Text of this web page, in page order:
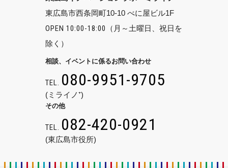
東広島市西条岡町10-10 べに屋ビル1F
OPEN 10:00-18:00
（月～土曜日、祝日を
除く）
相談、イベントに係るお問い合わせ
TEL. 080-9951-9705
(ミライノ⁺)
その他
TEL. 082-420-0921
(東広島市役所)